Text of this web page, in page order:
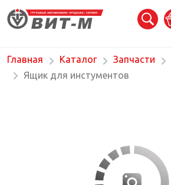
Главная Каталог Запчасти
Ящик для инстументов